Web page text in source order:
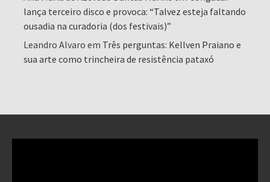
lança terceiro disco e provoca: “Talvez esteja faltando
ousadia na curadoria (dos festivais)”
Leandro Alvaro em Três perguntas: Kellven Praiano e
sua arte como trincheira de resistência pataxó